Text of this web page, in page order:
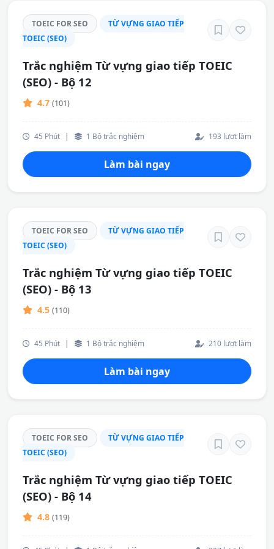
TOEIC FOR SEO
TỪ VỰNG GIAO TIẾP
TOEIC (SEO)
Trắc nghiệm Từ vựng giao tiếp TOEIC
(SEO) - Bộ 12
4.7 (101)
45 Phút | 1 Bộ trắc nghiệm 193 lượt làm
Làm bài ngay
TOEIC FOR SEO
TỪ VỰNG GIAO TIẾP
TOEIC (SEO)
Trắc nghiệm Từ vựng giao tiếp TOEIC
(SEO) - Bộ 13
4.5 (110)
45 Phút | 1 Bộ trắc nghiệm 210 lượt làm
Làm bài ngay
TOEIC FOR SEO
TỪ VỰNG GIAO TIẾP
TOEIC (SEO)
Trắc nghiệm Từ vựng giao tiếp TOEIC
(SEO) - Bộ 14
4.8 (119)